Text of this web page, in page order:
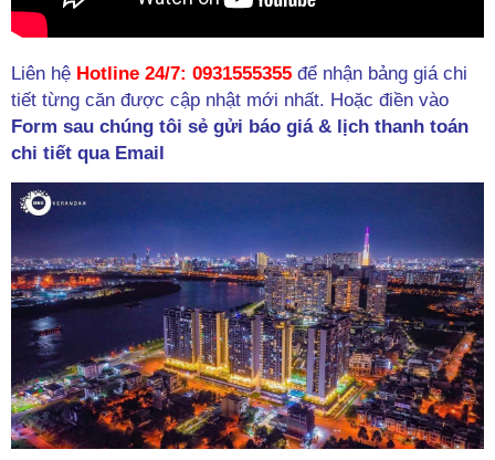
Liên hệ Hotline 24/7: 0931555355 để nhận bảng giá chi
tiết từng căn được cập nhật mới nhất. Hoặc điền vào
Form sau chúng tôi sẻ gửi báo giá & lịch thanh toán
chi tiết qua Email